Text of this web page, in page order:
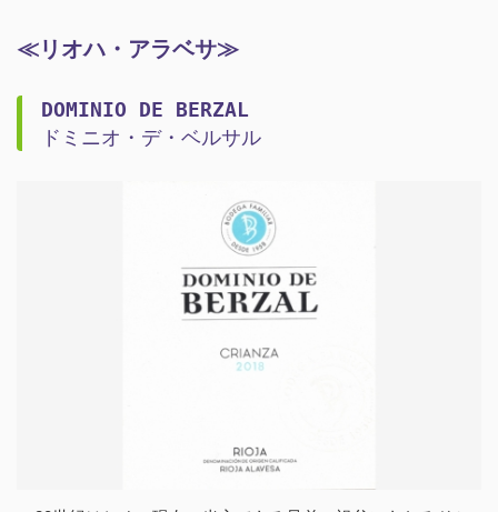
≪リオハ・アラベサ≫
DOMINIO DE BERZAL
ドミニオ・デ・ベルサル